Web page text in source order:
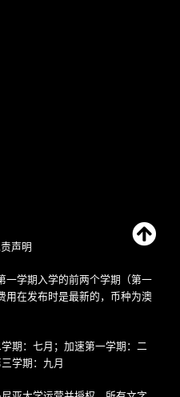
声明
学期入学的前两个学期（第一
在发布时是最新的，币种为澳
期：七月；加速第一学期：二
学期：九月